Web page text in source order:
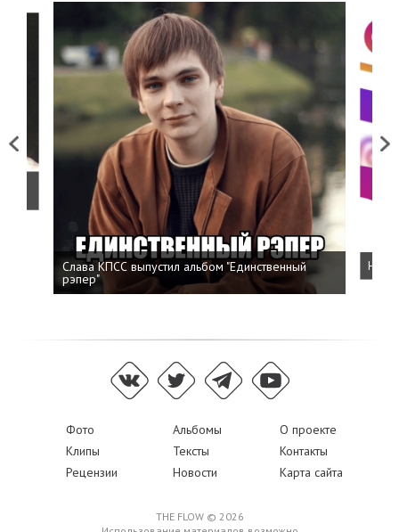
Previous
Слава КПСС выпустил альбом "Единственный
рэпер"
Next
Фото Альбомы
О проекте
Клипы
Тексты
Контакты
Рецензии
Новости Карта сайта
THE FLOW © 2026